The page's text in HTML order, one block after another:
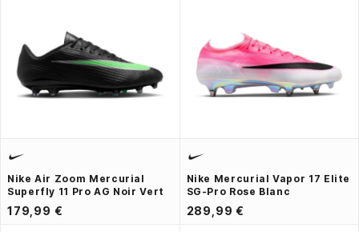
Nike Air Zoom Mercurial
Superfly 11 Pro AG Noir Vert
179,99 €
Nike Mercurial Vapor 17 Elite
SG-Pro Rose Blanc
289,99 €